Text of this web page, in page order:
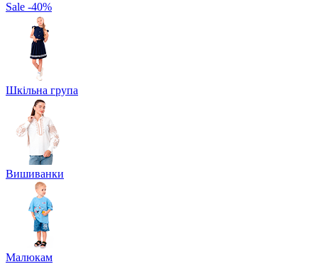
Sale -40%
Шкільна група
Вишиванки
Малюкам